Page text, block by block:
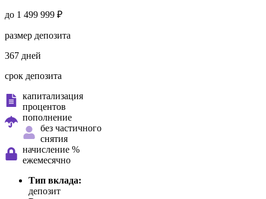
до 1 499 999 ₽
размер депозита
367 дней
срок депозита
капитализация
процентов
пополнение
без частичного
снятия
начисление %
ежемесячно
Тип вклада:
депозит